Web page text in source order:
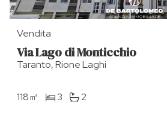
Vendita
Via Lago di Monticchio
Taranto, Rione Laghi
118㎡ 3 2